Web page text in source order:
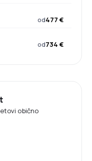
od477 €
od734 €
obično